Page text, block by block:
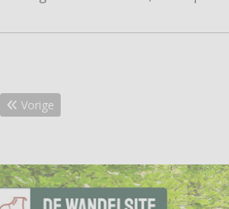
Vorig artikel: Grote natuurbrand in De
Vorige